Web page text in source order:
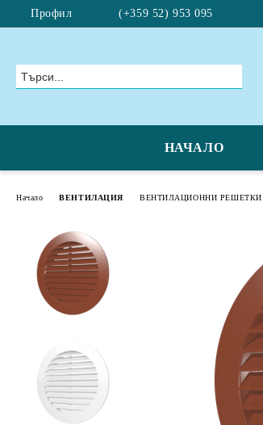
Профил (+359 52) 953 095
НАЧАЛО
Начало ВЕНТИЛАЦИЯ ВЕНТИЛАЦИОННИ РЕШЕТКИ